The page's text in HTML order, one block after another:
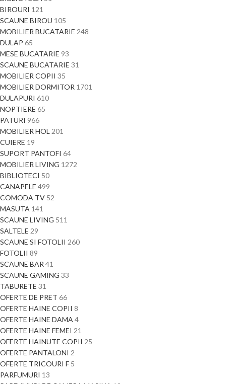
BIROURI 121
SCAUNE BIROU 105
MOBILIER BUCATARIE 248
DULAP 65
MESE BUCATARIE 93
SCAUNE BUCATARIE 31
MOBILIER COPII 35
MOBILIER DORMITOR 1701
DULAPURI 610
NOPTIERE 65
PATURI 966
MOBILIER HOL 201
CUIERE 19
SUPORT PANTOFI 64
MOBILIER LIVING 1272
BIBLIOTECI 50
CANAPELE 499
COMODA TV 52
MASUTA 141
SCAUNE LIVING 511
SALTELE 29
SCAUNE SI FOTOLII 260
FOTOLII 89
SCAUNE BAR 41
SCAUNE GAMING 33
TABURETE 31
OFERTE DE PRET 66
OFERTE HAINE COPII 8
OFERTE HAINE DAMA 4
OFERTE HAINE FEMEI 21
OFERTE HAINUTE COPII 25
OFERTE PANTALONI 2
OFERTE TRICOURI F 5
PARFUMURI 13